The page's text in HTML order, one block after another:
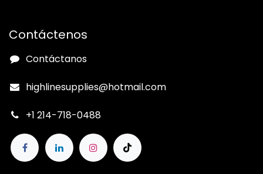
Contáctenos
Contáctanos
highlinesupplies@hotmail.com
+1 214-718-0488